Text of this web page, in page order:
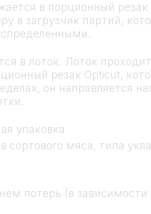
в порционный
в загрузчик партий,
в лоток. Лоток
резак Opticut,
он направляется
упаковка
мяса, типа
потерь (в зависимости